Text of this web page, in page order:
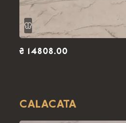
₴ 14808.00
CALACATA